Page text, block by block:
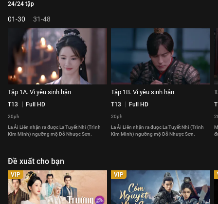
24/24 tập
01-30 31-48
Tập 1A. Vì yêu sinh hận
T13 Full HD
20ph
La Ái Liên nhận ra được La Tuyết Nhi (Trình
Kim Minh) ngưỡng mộ Đỗ Nhược Sơn.
Tập 1B. Vì yêu sinh hận
T13 Full HD
20ph
La Ái Liên nhận ra được La Tuyết Nhi (Trình
Kim Minh) ngưỡng mộ Đỗ Nhược Sơn.
Đề xuất cho bạn
VIP VIP